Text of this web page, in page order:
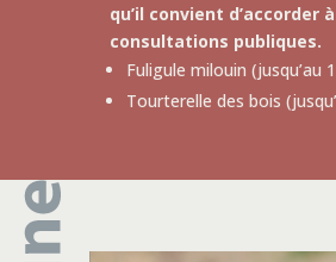
qu’il convient d’accorder
consultations publiques.
Fuligule milouin (jusqu’au
Tourterelle des bois